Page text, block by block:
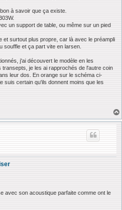
à savoir que ça existe.
un support de table, ou même sur un pied
et surtout plus propre, car là avec le préampli
souffle et ça part vite en larsen.
j'ai découvert le modèle en les
je les ai rapprochés de l'autre coin
leur dos. En orange sur le schéma ci-
suis certain qu'ils donnent moins que les
avec son acoustique parfaite comme ont le